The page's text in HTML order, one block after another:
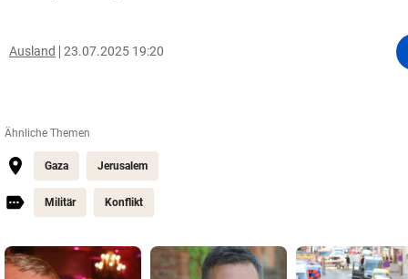
Ausland 23.07.2025 19:20
Ähnliche Themen
Gaza Jerusalem
Militär Konflikt